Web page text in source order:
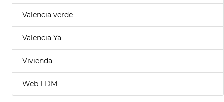
Valencia verde
Valencia Ya
Vivienda
Web FDM